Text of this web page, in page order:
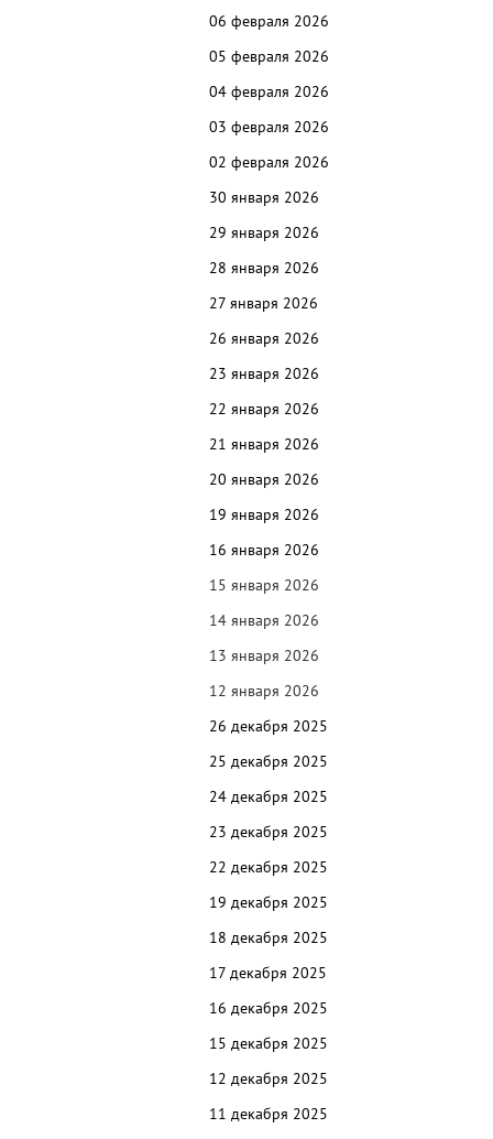
06 февраля 2026
05 февраля 2026
04 февраля 2026
03 февраля 2026
02 февраля 2026
30 января 2026
29 января 2026
28 января 2026
27 января 2026
26 января 2026
23 января 2026
22 января 2026
21 января 2026
20 января 2026
19 января 2026
16 января 2026
15 января 2026
14 января 2026
13 января 2026
12 января 2026
26 декабря 2025
25 декабря 2025
24 декабря 2025
23 декабря 2025
22 декабря 2025
19 декабря 2025
18 декабря 2025
17 декабря 2025
16 декабря 2025
15 декабря 2025
12 декабря 2025
11 декабря 2025